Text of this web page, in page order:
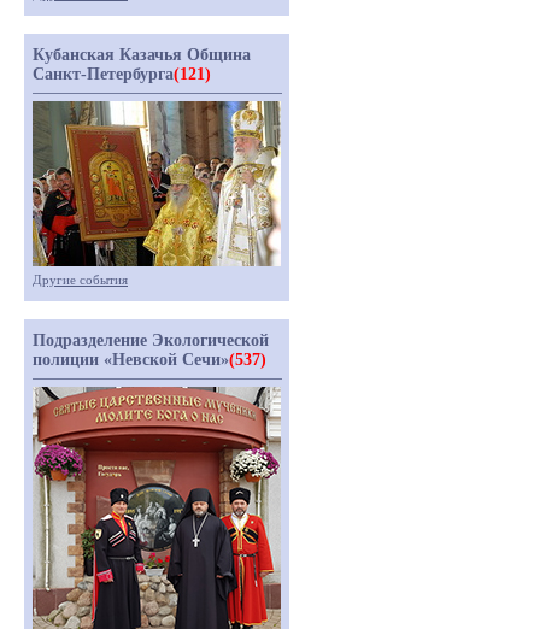
Кубанская Казачья Община
Санкт-Петербурга(121)
Другие события
Подразделение Экологической
полиции «Невской Сечи»(537)